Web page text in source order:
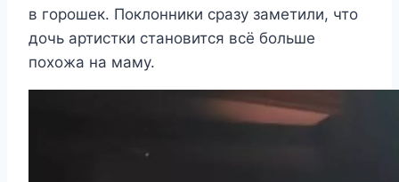
в горошек. Поклонники сразу заметили, что
дочь артистки становится всё больше
похожа на маму.